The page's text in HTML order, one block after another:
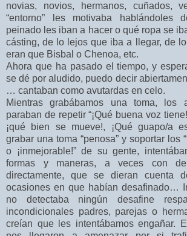
novias, novios, hermanos, cuñados,
“entorno” les motivaba hablándoles
peinado les iban a hacer o qué ropa se
cásting, de lo lejos que iba a llegar, de
eran que Bisbal o Chenoa, etc.
Ahora que ha pasado el tiempo, y
se dé por aludido, puedo decir
… cantaban como avutardas en celo.
Mientras grabábamos una toma, los
paraban de repetir “¡Qué buena voz
¡qué bien se mueve!, ¡Qué guapo/a
grabar una toma “penosa” y soportar los
o ¡inmejorable!” de su gente,
formas y maneras, a veces con
directamente, que se dieran cuenta
ocasiones en que habían desafinado…
no detectaba ningún desafine
incondicionales padres, parejas o
creían que les intentábamos engañar.